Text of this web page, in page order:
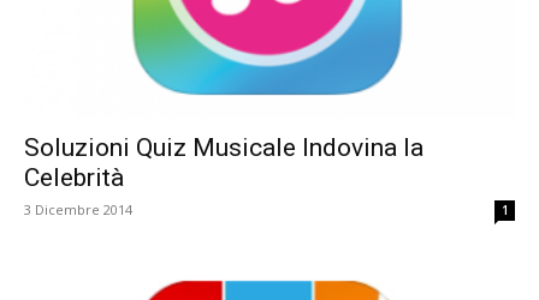
Soluzioni Quiz Musicale Indovina la
Celebrità
3 Dicembre 2014 1